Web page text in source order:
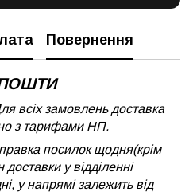
Повернення
замовлень доставка
з тарифами НП.
посилок щодня(крім
доставки у відділенні
у напрямі залежить від